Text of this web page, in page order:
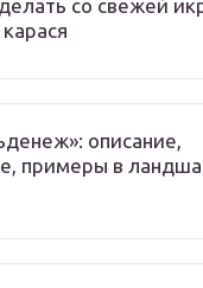
со свежей
описание,
примеры в